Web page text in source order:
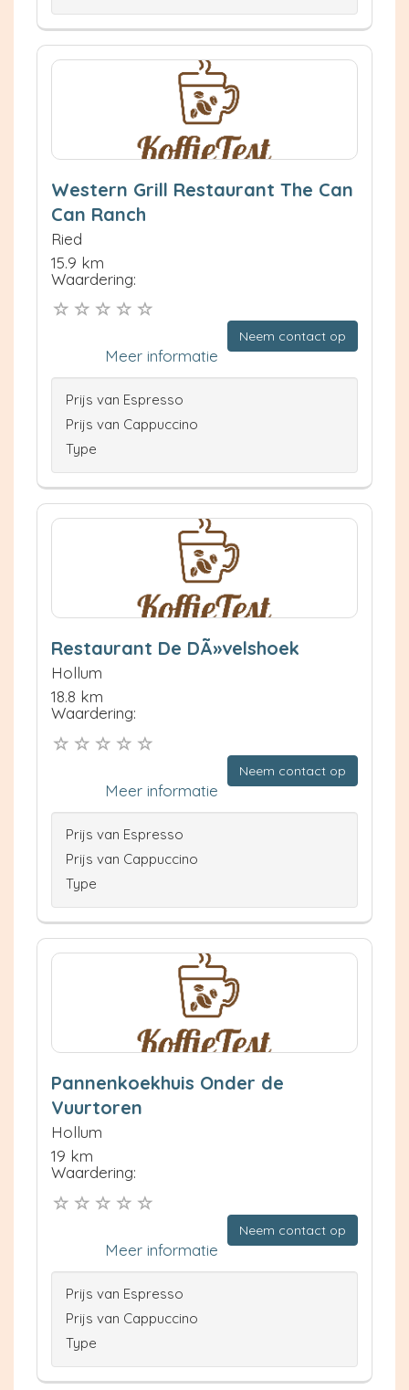
Western Grill Restaurant The Can
Can Ranch
Ried
15.9 km
Waardering:
Neem contact op
Meer informatie
Prijs van Espresso
Prijs van Cappuccino
Type
Restaurant De DÃ»velshoek
Hollum
18.8 km
Waardering:
Neem contact op
Meer informatie
Prijs van Espresso
Prijs van Cappuccino
Type
Pannenkoekhuis Onder de
Vuurtoren
Hollum
19 km
Waardering:
Neem contact op
Meer informatie
Prijs van Espresso
Prijs van Cappuccino
Type